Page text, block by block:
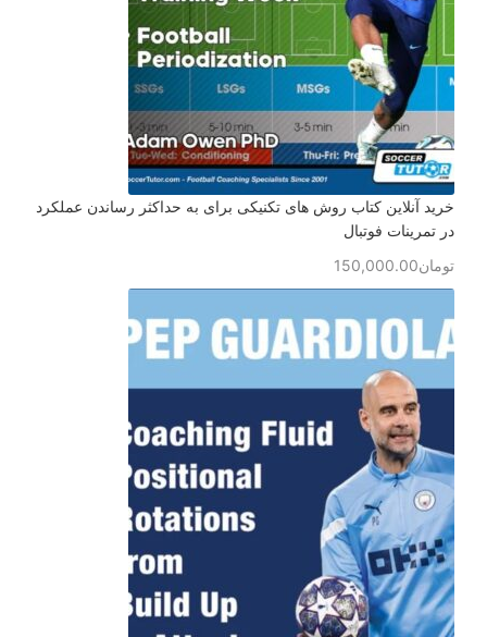
خرید آنلاین کتاب روش های تکنیکی برای به حداکثر رساندن عملکرد
در تمرینات فوتبال
تومان150,000.00